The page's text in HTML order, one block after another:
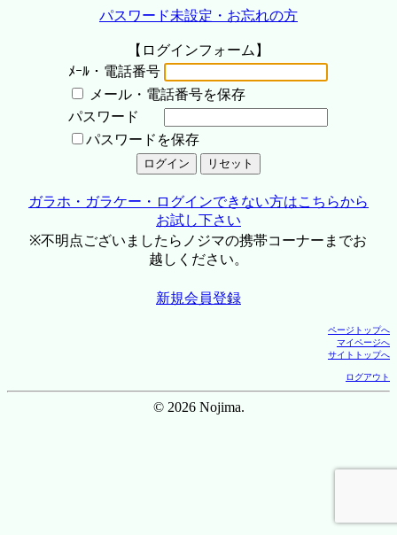
パスワード未設定・お忘れの方
【ログインフォーム】
ﾒｰﾙ・電話番号
メール・電話番号を保存
パスワード
パスワードを保存
ガラホ・ガラケー・ログインできない方はこちらから
お試し下さい
※不明点ございましたらノジマの携帯コーナーまでお
越しください。
新規会員登録
ページトップへ
マイページへ
サイトトップへ
ログアウト
© 2026 Nojima.